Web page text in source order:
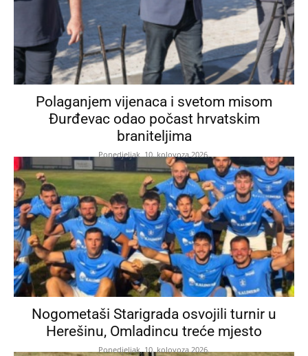
Polaganjem vijenaca i svetom misom
Đurđevac odao počast hrvatskim
braniteljima
Ponedjeljak, 10. kolovoza 2026.
Nogometaši Starigrada osvojili turnir u
Herešinu, Omladincu treće mjesto
Ponedjeljak, 10. kolovoza 2026.